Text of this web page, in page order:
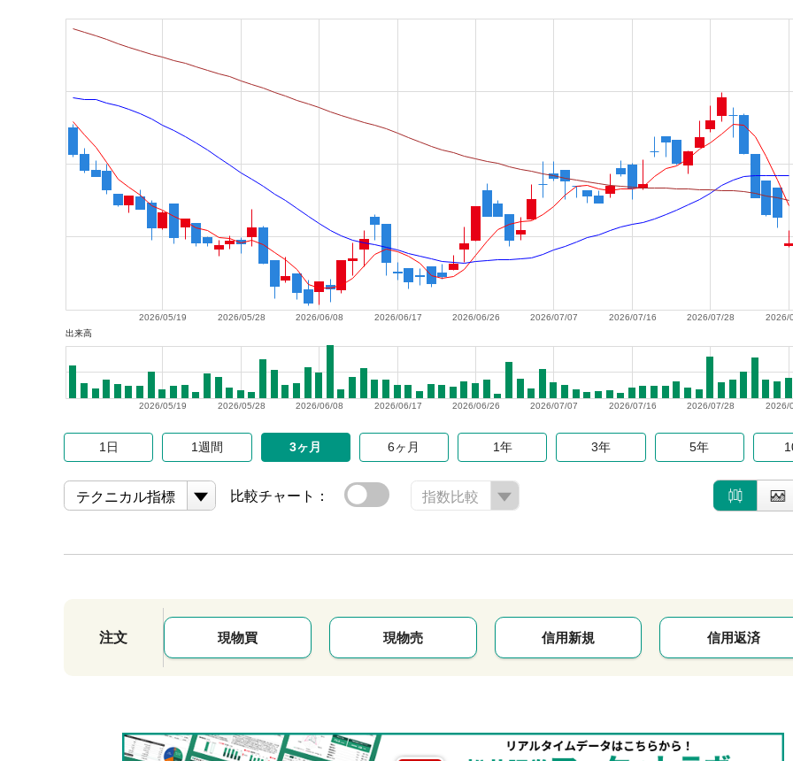
2026/
2026/07/28
2026/07/16
2026/07/07
2026/06/26
2026/06/17
2026/06/08
2026/05/28
2026/05/19
出来高
2026/
2026/07/28
2026/07/16
2026/07/07
2026/06/26
2026/06/17
2026/06/08
2026/05/28
2026/05/19
1日 1週間 3ヶ月 6ヶ月 1年 3年 5年
テクニカル指標 比較チャート： 指数比較
注文 現物買 現物売 信用新規 信用返済